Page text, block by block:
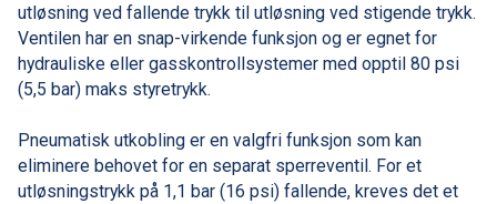
utløsning ved fallende trykk til utløsning ved stigende trykk.
Ventilen har en snap-virkende funksjon og er egnet for
hydrauliske eller gasskontrollsystemer med opptil 80 psi
(5,5 bar) maks styretrykk.
Pneumatisk utkobling er en valgfri funksjon som kan
eliminere behovet for en separat sperreventil. For et
utløsningstrykk på 1,1 bar (16 psi) fallende, kreves det et